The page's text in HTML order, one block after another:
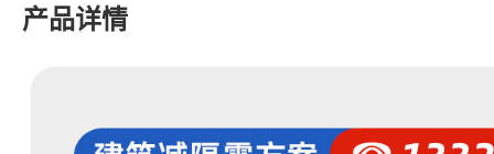
产品详情